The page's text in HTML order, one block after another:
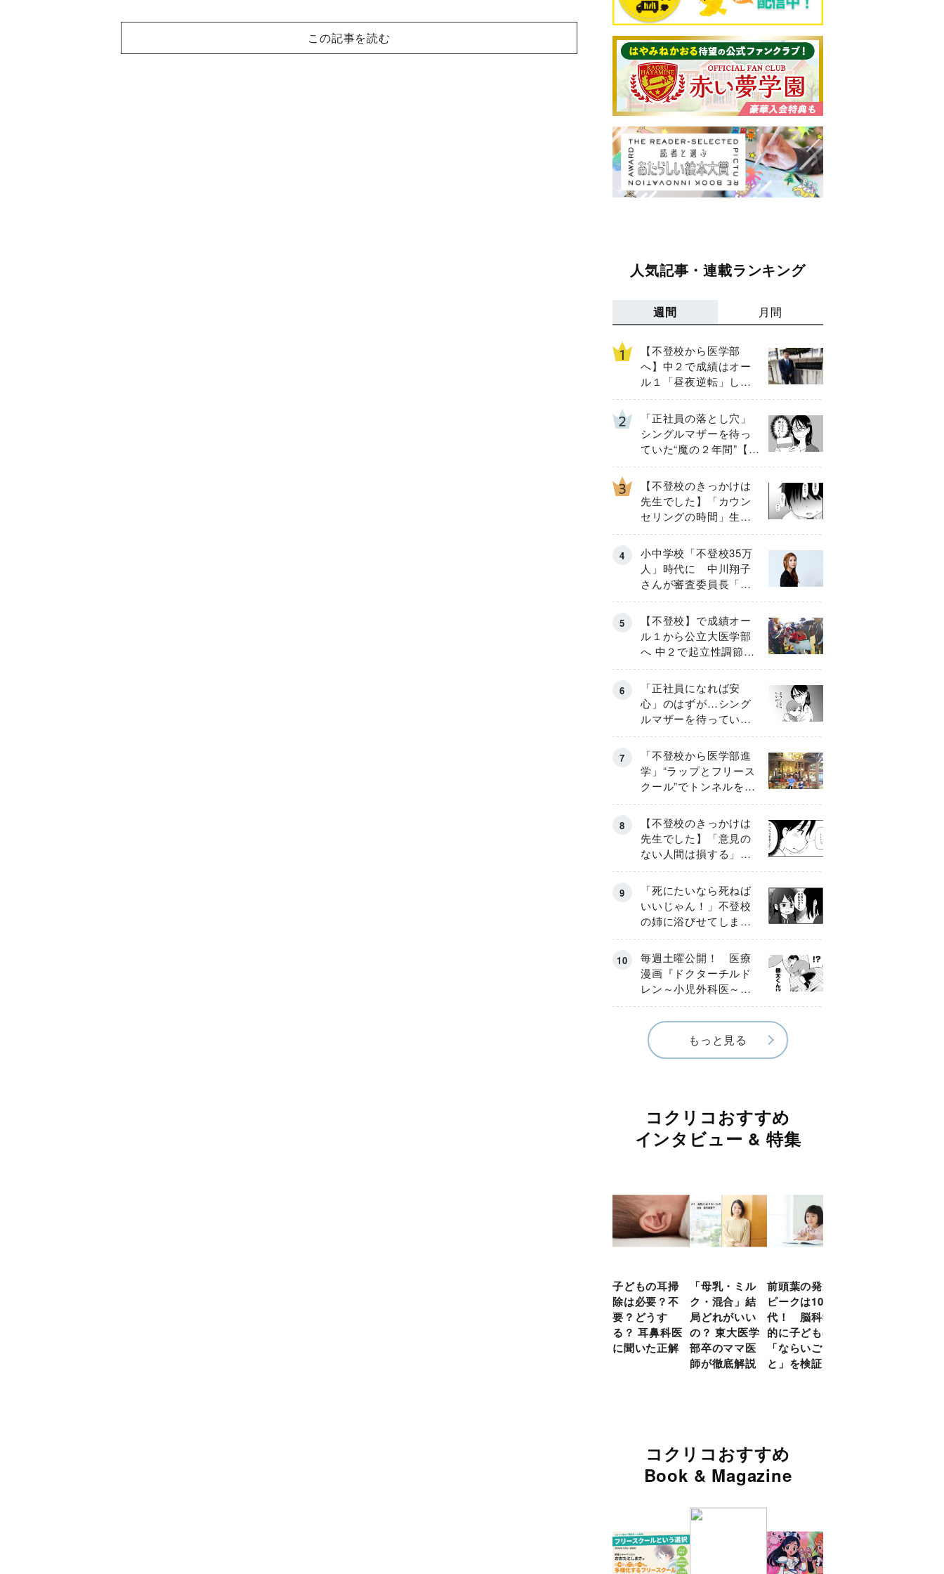
この記事を読む
人気記事・連載ランキング
週間 月間
【不登校から医学部
へ】中２で成績はオー
ル１「昼夜逆転」した
わが子を”夜遊び”に連れ
出した母の気づき
「正社員の落とし穴」
シングルマザーを待っ
ていた“魔の２年間”【後
編】
【不登校のきっかけは
先生でした】「カウン
セリングの時間」生徒
の情報をバラしたの
は…《第２話》
小中学校「不登校35万
人」時代に 中川翔子
さんが審査委員長「不
登校生動画甲子園
2026」が開催
【不登校】で成績オー
ル１から公立大医学部
へ 中２で起立性調節障
害「治るまで３年」の
診断 そのとき母は
「正社員になれば安
心」のはずが…シング
ルマザーを待ってい
た“魔の２年間”【前編】
「不登校から医学部進
学」“ラップとフリース
クール”でトンネルを脱
して高校受験へ〔元野
球少年の実話〕
【不登校のきっかけは
先生でした】「意見の
ない人間は損する」担
任の一言が苦しみに…
《第１話》
「死にたいなら死ねば
いいじゃん！」不登校
の姉に浴びせてしまっ
た言葉【番外編・後
編】
毎週土曜公開！ 医療
漫画『ドクターチルド
レン～小児外科医～』
【Episode.４】
もっと見る
コクリコおすすめ
インタビュー & 特集
子どもの耳掃
除は必要？不
要？どうす
る？ 耳鼻科医
に聞いた正解
「母乳・ミル
ク・混合」結
局どれがいい
の？ 東大医学
部卒のママ医
師が徹底解説
前頭葉の発達
ピークは10
代！ 脳科学
的に子どもの
「ならいご
と」を検証
コクリコおすすめ
Book & Magazine